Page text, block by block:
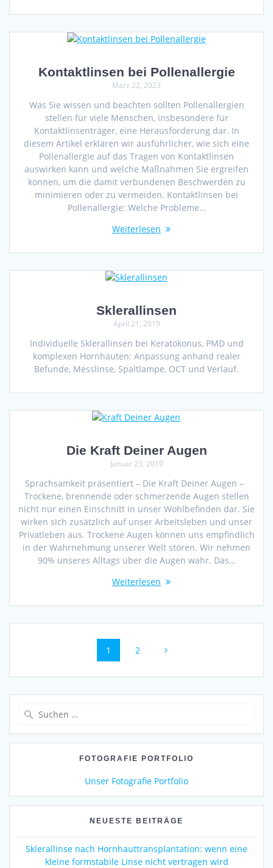
Kontaktlinsen bei Pollenallergie
März 22, 2023
Was Sie wissen und beachten sollten Pollenallergien
stellen für viele Menschen, insbesondere für
Kontaktlinsenträger, eine Herausforderung dar. In
diesem Artikel erklären wir ausführlicher, wie sich eine
Pollenallergie auf das Tragen von Kontaktlinsen
auswirken kann und welche Maßnahmen Sie ergreifen
können, um die damit verbundenen Beschwerden zu
minimieren oder zu vermeiden. Kontaktlinsen bei
Pollenallergie: Welche Probleme…
Weiterlesen
Sklerallinsen
April 21, 2019
Individuelle Sklerallinsen bei Keratokonus, PMD und
komplexen Hornhäuten: Anpassung anhand realer
Befunde, Messlinse, Spaltlampe, OCT und Verlauf.
Die Kraft Deiner Augen
Januar 23, 2019
Sprachsamkeit präsentiert – Die Kraft Deiner Augen –
Trockene, brennende oder schmerzende Augen stellen
nicht nur einen Einschnitt in unser Wohlbefinden dar. Sie
wirken sich zusätzlich auf unser Arbeitsleben und unser
Privatleben aus. Trockene Augen können uns empfindlich
in der Wahrnehmung unserer Welt stören. Wir nehmen
90% unseres Alltags über die Augen wahr. Das…
Weiterlesen
Beitragsnavigation
Seite
1 Seite
2
FOTOGRAFIE PORTFOLIO
Unser Fotografie Portfolio
NEUESTE BEITRÄGE
Sklerallinse nach Hornhauttransplantation: wenn eine
kleine formstabile Linse nicht vertragen wird